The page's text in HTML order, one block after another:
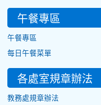
午餐專區
午餐專區
每日午餐菜單
各處室規章辦法
教務處規章辦法